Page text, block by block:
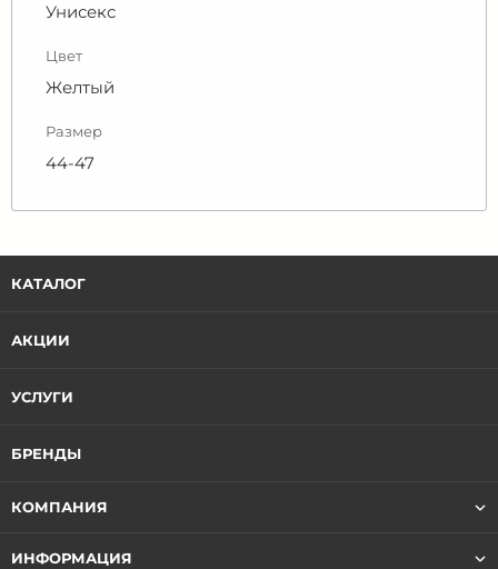
Унисекс
Цвет
Желтый
Размер
44-47
КАТАЛОГ
АКЦИИ
УСЛУГИ
БРЕНДЫ
КОМПАНИЯ
ИНФОРМАЦИЯ